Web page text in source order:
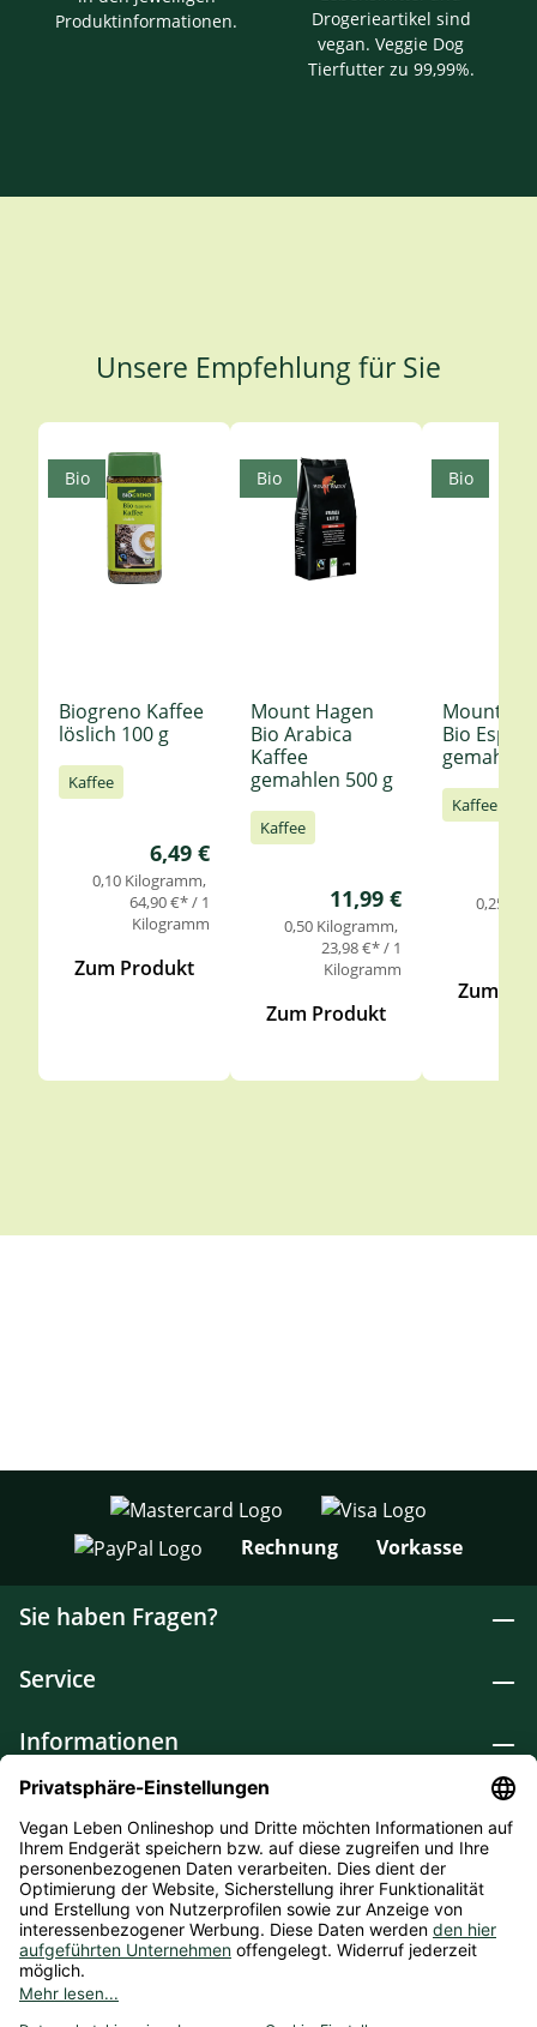
Produktinformationen.
Drogerieartikel sind
vegan. Veggie Dog
Tierfutter zu 99,99%.
Unsere Empfehlung für Sie
Produktgalerie überspringen
Biogreno Kaffee
löslich 100 g
Kaffee
Regulärer Preis:
6,49 €
0,10 Kilogramm
64,90 €* / 1
Kilogramm
Zum Produkt
Bio
Mount Hagen
Bio Arabica
Kaffee
gemahlen 500 g
Kaffee
Regulärer Preis:
11,99 €
0,50 Kilogramm
23,98 €* / 1
Kilogramm
Zum Produkt
Bio
Mount
Bio
gemahlen
Kaffee
0,25
Zum
Bio
Rechnung Vorkasse
Sie haben Fragen?
Service
Informationen
Lebensmittel
Drogerie
Weitere Kategorien
* Alle Preise inkl. gesetzl. Mehrwertsteuer zzgl.